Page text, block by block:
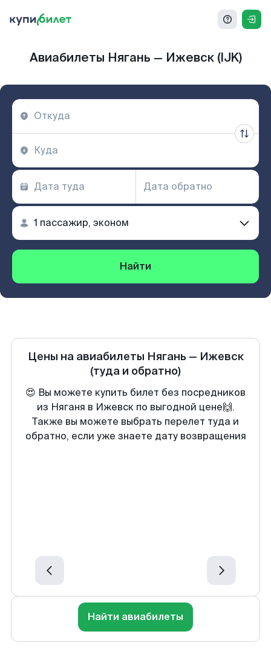
Авиабилеты Нягань — Ижевск (IJK)
Найти
Цены на авиабилеты Нягань — Ижевск
(туда и обратно)
😍 Вы можете купить билет без посредников
из Няганя в Ижевск по выгодной цене🙌.
Также вы можете выбрать перелет туда и
обратно, если уже знаете дату возвращения
Найти авиабилеты